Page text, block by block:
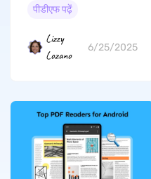
पीडीएफ पढ़ें
Lizzy
Lozano
6/25/2025